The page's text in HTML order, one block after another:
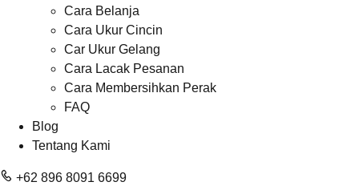
Cara Belanja
Cara Ukur Cincin
Car Ukur Gelang
Cara Lacak Pesanan
Cara Membersihkan Perak
FAQ
Blog
Tentang Kami
+62 896 8091 6699